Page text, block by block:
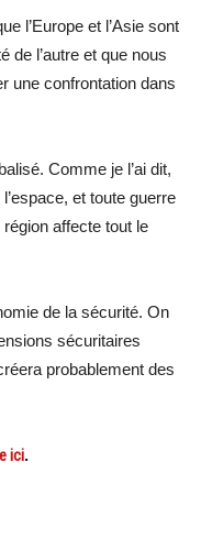
l’Europe et l’Asie sont
de l’autre et que nous
une confrontation dans
Comme je l’ai dit,
et toute guerre
affecte tout le
de la sécurité. On
sécuritaires
probablement des
ici.